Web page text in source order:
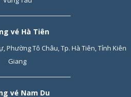
vé Hà Tiên
Phường Tô Châu, Tp. Hà Tiên, Tỉnh Kiên
Giang
vé Nam Du